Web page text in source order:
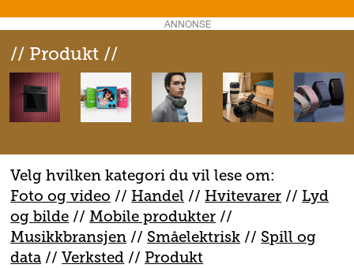
ANNONSE
// Produkt //
Velg hvilken kategori du vil lese om:
Foto og video // Handel // Hvitevarer // Lyd
og bilde //Mobile produkter //
Musikkbransjen // Småelektrisk // Spill og
data //Verksted // Produkt